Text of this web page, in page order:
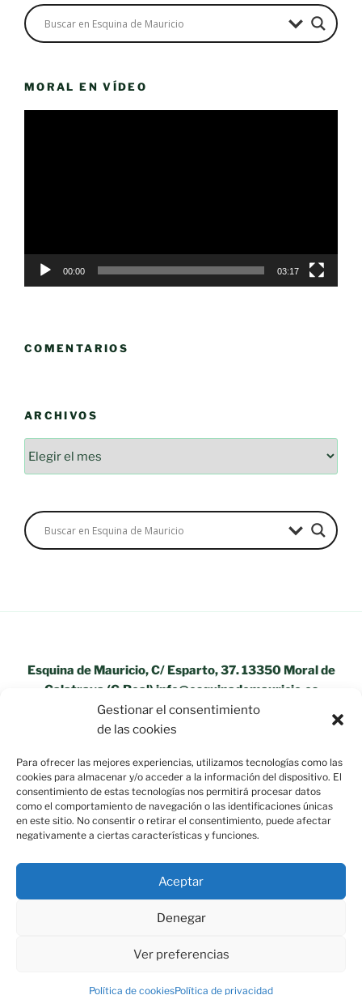
Gestionar el consentimiento
de las cookies
Para ofrecer las mejores experiencias, utilizamos tecnologías como las
cookies para almacenar y/o acceder a la información del dispositivo. El
consentimiento de estas tecnologías nos permitirá procesar datos
como el comportamiento de navegación o las identificaciones únicas
en este sitio. No consentir o retirar el consentimiento, puede afectar
negativamente a ciertas características y funciones.
Aceptar
Denegar
Ver preferencias
Política de cookiesPolítica de privacidad
MORAL EN VÍDEO
00:00 03:17
COMENTARIOS
ARCHIVOS
Esquina de Mauricio, C/ Esparto, 37. 13350 Moral de
Calatrava (C.Real) info@esquinademauricio.es
«Aviso Legal»
Política de privacidad Funciona gracias a WordPress